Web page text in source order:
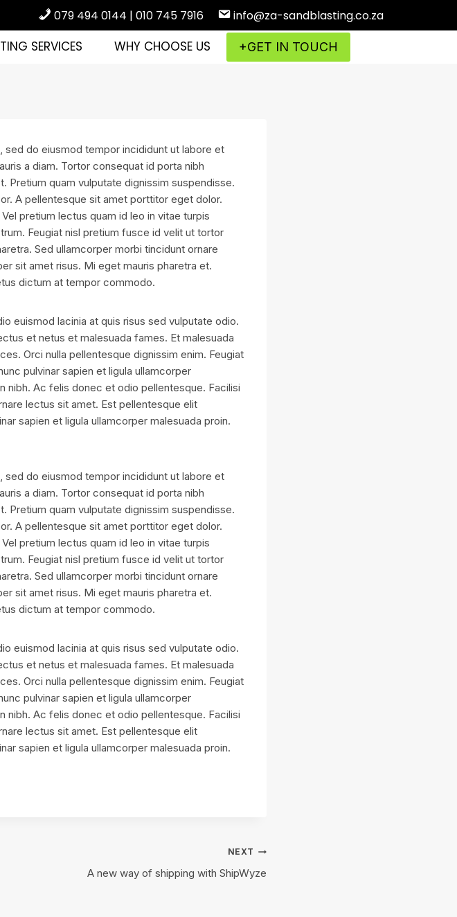
079 494 0144 | 010 745 7916 info@za-sandblasting.co.za
SERVICES WHY CHOOSE US +GET IN TOUCH
do eiusmod tempor incididunt ut labore et
a diam. Tortor consequat id porta nibh
Pretium quam vulputate dignissim suspendisse.
A pellentesque sit amet porttitor eget dolor.
pretium lectus quam id leo in vitae turpis
Feugiat nisl pretium fusce id velit ut tortor
Sed ullamcorper morbi tincidunt ornare
sit amet risus. Mi eget mauris pharetra et.
dictum at tempor commodo.
euismod lacinia at quis risus sed vulputate odio.
et netus et malesuada fames. Et malesuada
Orci nulla pellentesque dignissim enim. Feugiat
pulvinar sapien et ligula ullamcorper
nibh. Ac felis donec et odio pellentesque. Facilisi
lectus sit amet. Est pellentesque elit
sapien et ligula ullamcorper malesuada proin.
do eiusmod tempor incididunt ut labore et
a diam. Tortor consequat id porta nibh
Pretium quam vulputate dignissim suspendisse.
A pellentesque sit amet porttitor eget dolor.
pretium lectus quam id leo in vitae turpis
Feugiat nisl pretium fusce id velit ut tortor
Sed ullamcorper morbi tincidunt ornare
sit amet risus. Mi eget mauris pharetra et.
dictum at tempor commodo.
euismod lacinia at quis risus sed vulputate odio.
et netus et malesuada fames. Et malesuada
Orci nulla pellentesque dignissim enim. Feugiat
pulvinar sapien et ligula ullamcorper
nibh. Ac felis donec et odio pellentesque. Facilisi
lectus sit amet. Est pellentesque elit
sapien et ligula ullamcorper malesuada proin.
NEXT
A new way of shipping with ShipWyze